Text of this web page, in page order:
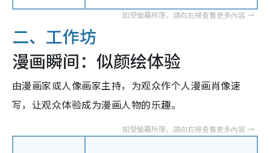
二、工作坊
漫画瞬间：似颜绘体验
由漫画家或人像画家主持，为观众作个人漫画肖像速
写，让观众体验成为漫画人物的乐趣。